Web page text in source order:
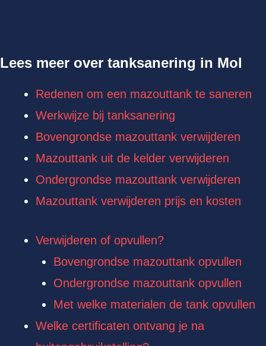
Lees meer over tanksanering in Mol
Redenen om een mazouttank te saneren
Werkwijze bij tanksanering
Bovengrondse mazouttank verwijderen
Mazouttank uit de kelder verwijderen
Ondergrondse mazouttank verwijderen
Mazouttank verwijderen prijs en kosten
Verwijderen of opvullen?
Bovengrondse mazouttank opvullen
Ondergrondse mazouttank opvullen
Met welke materialen de tank opvullen
Welke certificaten ontvang je na